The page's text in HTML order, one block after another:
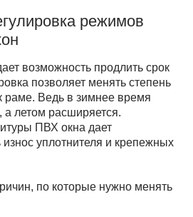
режимов
возможность продлить срок
позволяет менять степень
раме. Ведь в зимнее время
а летом расширяется.
ПВХ окна дает
износ уплотнителя и крепежных
по которые нужно менять